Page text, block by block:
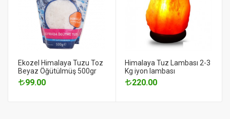
Ekozel Himalaya Tuzu Toz
Beyaz Öğütülmüş 500gr
99.00
Himalaya Tuz Lambası 2-3
Kg iyon lambası
220.00